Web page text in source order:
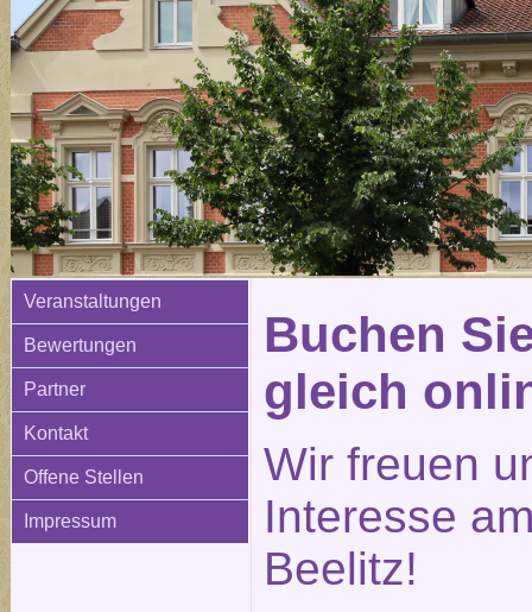
Veranstaltungen
Bewertungen
Partner
Kontakt
Offene Stellen
Impressum
Buchen
gleich
Wir freuen
Interesse
Beelitz!